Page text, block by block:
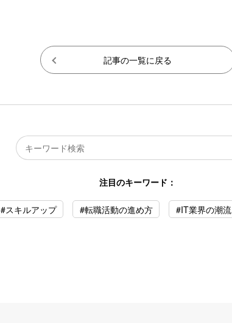
記事の一覧に戻る
注目のキーワード：
#スキルアップ #転職活動の進め方 #IT業界の潮流